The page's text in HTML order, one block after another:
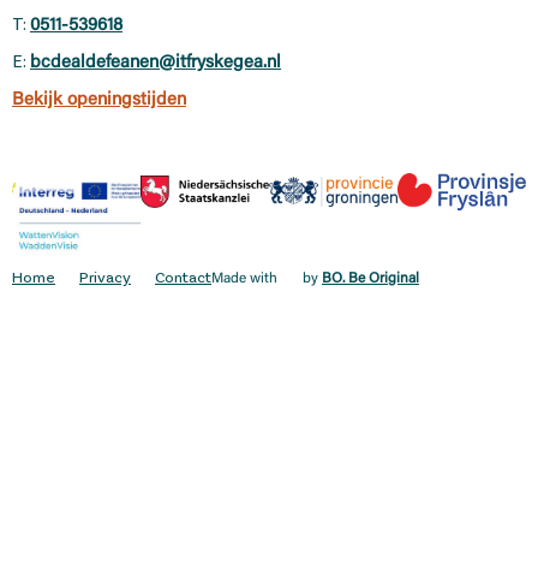
T: 0511-539618
E: bcdealdefeanen@itfryskegea.nl
Bekijk openingstijden
Home Privacy ContactMade with by BO. Be Original